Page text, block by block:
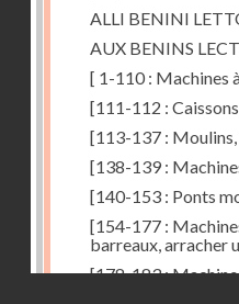
ALLI BENINI
AUX BENINS
[ 1-110 : Machines
[111-112 :
[113-137 :
[138-139 :
[140-153 : Ponts
[154-177 :
barreaux, arracher
[178-183 :